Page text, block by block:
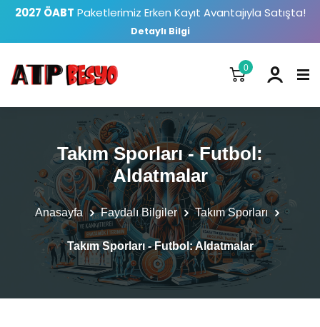
2027 ÖABT Paketlerimiz Erken Kayıt Avantajıyla Satışta!
Detaylı Bilgi
0
Takım Sporları - Futbol:
Aldatmalar
Anasayfa Faydalı Bilgiler Takım Sporları
Takım Sporları - Futbol: Aldatmalar